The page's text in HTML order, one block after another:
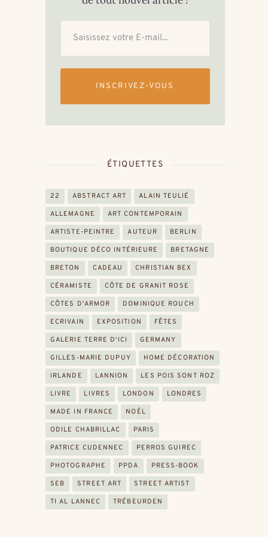
INSCRIVEZ-VOUS
ÉTIQUETTES
22 ABSTRACT ART ALAIN TEULIÉ
ALLEMAGNE ART CONTEMPORAIN
ARTISTE-PEINTRE AUTEUR BERLIN
BOUTIQUE DÉCO INTÉRIEURE BRETAGNE
BRETON CADEAU CHRISTIAN BEX
CÉRAMISTE CÔTE DE GRANIT ROSE
CÔTES D'ARMOR DOMINIQUE ROUCH
ECRIVAIN EXPOSITION FÊTES
GALERIE TERRE D'ICI GERMANY
GILLES-MARIE DUPUY HOME DÉCORATION
IRLANDE LANNION LES POIS SONT ROZ
LIVRE LIVRES LONDON LONDRES
MADE IN FRANCE NOËL
ODILE CHABRILLAC PARIS
PATRICE CUDENNEC PERROS GUIREC
PHOTOGRAPHE PPDA PRESS-BOOK
SEB STREET ART STREET ARTIST
TI AL LANNEC TRÉBEURDEN